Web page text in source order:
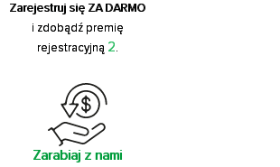
Zarejestruj się ZA DARMO
i zdobądź premię
rejestracyjną 2.
Zarabiaj z nami